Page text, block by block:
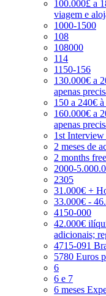
100.000£ a
viagem e
1000-1500
108
108000
114
1150-156
130.000€ a
apenas
150 a 240€ à
160.000€ a
apenas
1st
2 meses de
2 months
2000-
2305
31.000€ +
33.000€ -
4150-000
42.000€
adicionais;
4715-091
5780 Euros
6
6 e 7
6 meses